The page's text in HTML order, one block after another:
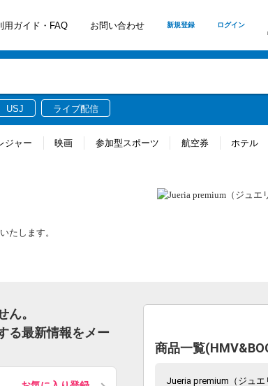
用ガイド・FAQ お問い合わせ 新規登録 ログイン
USJ ライブ配信
ジャー 映画 参加型スポーツ 航空券 ホテル
たします。
。
る最新情報をメー
商品一覧
Jueria premium（ジュエ